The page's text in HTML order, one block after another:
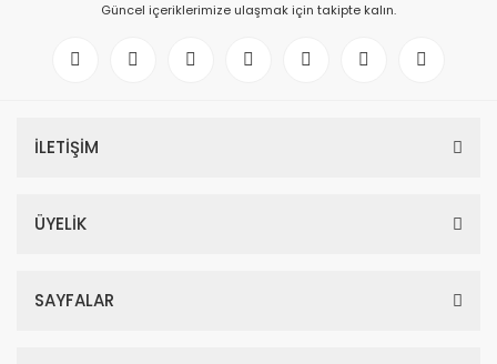
Güncel içeriklerimize ulaşmak için takipte kalın.
İLETİŞİM
ÜYELİK
SAYFALAR